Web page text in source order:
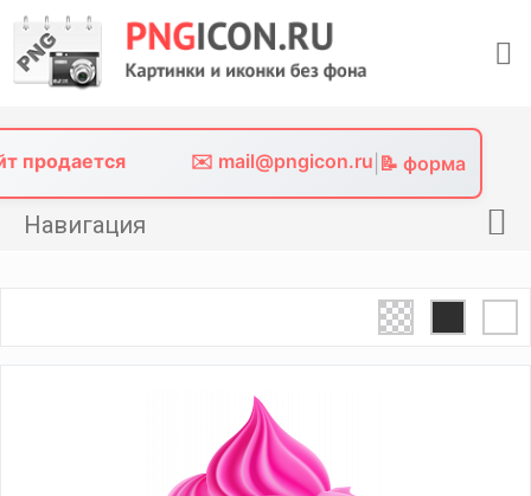
content
продается ✉️ mail@pngicon.ru 📝 форма
Навигация